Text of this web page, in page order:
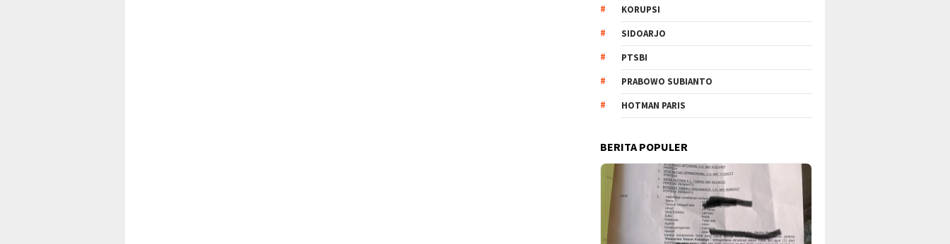
KORUPSI
SIDOARJO
PTSBI
PRABOWO SUBIANTO
HOTMAN PARIS
BERITA POPULER